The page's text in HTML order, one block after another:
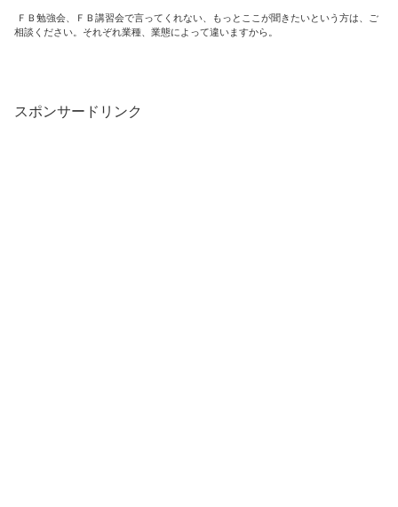
ＦＢ勉強会、ＦＢ講習会で言ってくれない、もっとここが聞きたいという方は、ご
相談ください。それぞれ業種、業態によって違いますから。
スポンサードリンク